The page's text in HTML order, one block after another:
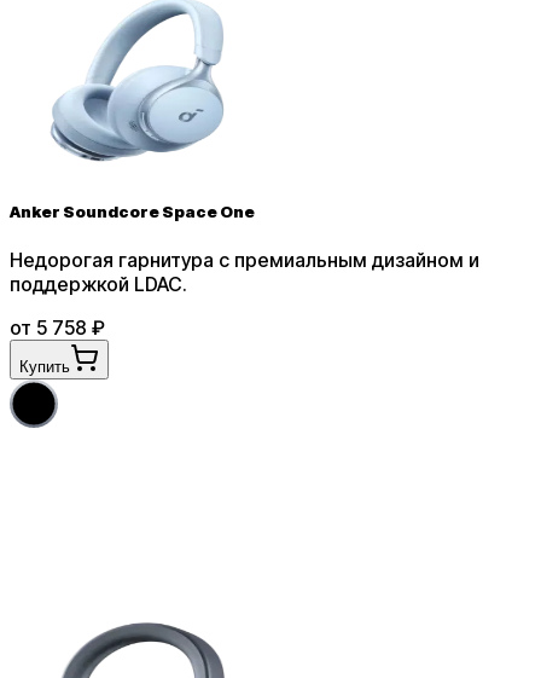
Anker Soundcore Space One
Недорогая гарнитура с премиальным дизайном и
поддержкой LDAC.
от 5 758 ₽
Купить